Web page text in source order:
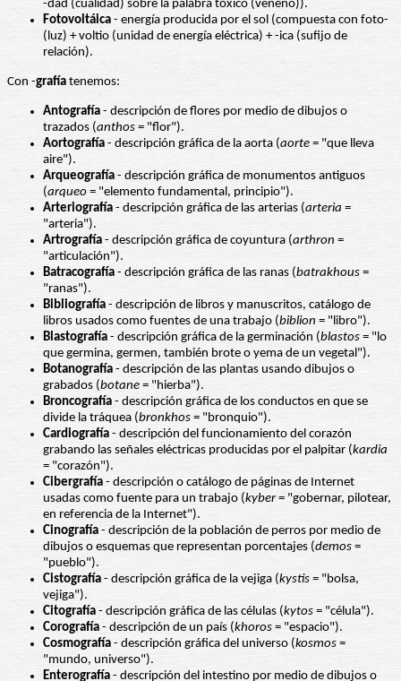
-dad (cualidad) sobre la palabra tóxico (veneno)).
Fotovoltáica - energía producida por el sol (compuesta con foto-
(luz) + voltio (unidad de energía eléctrica) + -ica (sufijo de
relación).
Con -grafía tenemos:
Antografía - descripción de flores por medio de dibujos o
trazados (anthos = "flor").
Aortografía - descripción gráfica de la aorta (aorte = "que lleva
aire").
Arqueografía - descripción gráfica de monumentos antiguos
(arqueo = "elemento fundamental, principio").
Arteriografía - descripción gráfica de las arterias (arteria =
"arteria").
Artrografía - descripción gráfica de coyuntura (arthron =
"articulación").
Batracografía - descripción gráfica de las ranas (batrakhous =
"ranas").
Bibliografía - descripción de libros y manuscritos, catálogo de
libros usados como fuentes de una trabajo (biblion = "libro").
Blastografía - descripción gráfica de la germinación (blastos = "lo
que germina, germen, también brote o yema de un vegetal").
Botanografía - descripción de las plantas usando dibujos o
grabados (botane = "hierba").
Broncografía - descripción gráfica de los conductos en que se
divide la tráquea (bronkhos = "bronquio").
Cardiografía - descripción del funcionamiento del corazón
grabando las señales eléctricas producidas por el palpitar (kardia
= "corazón").
Cibergrafía - descripción o catálogo de páginas de Internet
usadas como fuente para un trabajo (kyber= "gobernar, pilotear,
en referencia de la Internet").
Cinografía - descripción de la población de perros por medio de
dibujos o esquemas que representan porcentajes (demos =
"pueblo").
Cistografía - descripción gráfica de la vejiga (kystis = "bolsa,
vejiga").
Citografía - descripción gráfica de las células (kytos = "célula").
Corografía - descripción de un país (khoros = "espacio").
Cosmografía - descripción gráfica del universo (kosmos =
"mundo, universo").
Enterografía - descripción del intestino por medio de dibujos o